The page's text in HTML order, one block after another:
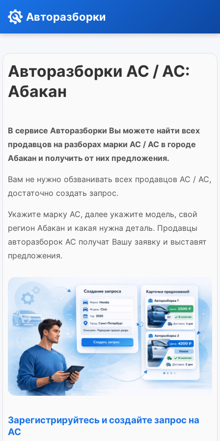
Авторазборки
Авторазборки AC / АС:
Абакан
В сервисе Авторазборки Вы можете найти всех
продавцов на разборах марки AC / АС в городе
Абакан и получить от них предложения.
Вам не нужно обзванивать всех продавцов AC / АС,
достаточно создать запрос.
Укажите марку AC, далее укажите модель, свой
регион Абакан и какая нужна деталь. Продавцы
авторазборок AC получат Вашу заявку и выставят
предложения.
Зарегистрируйтесь и создайте запрос на
АС